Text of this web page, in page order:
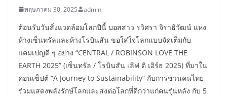
พฤษภาคม 30, 2025 admin
ต้อนรับวันสิ่งแวดล้อมโลกปีนี้ บอสสาว รวิศรา จิราธิวัฒน์ แห่ง
ห้างเซ็นทรัลและห้างโรบินสัน ขอใส่ใจโลกแบบจัดเต็มกับ
แคมเปญดี ๆ อย่าง “CENTRAL / ROBINSON LOVE THE
EARTH 2025” (เซ็นทรัล / โรบินสัน เลิฟ ดิ เอิร์ธ 2025) ที่มาใน
คอนเซ็ปต์ “A Journey to Sustainability” กับการชวนคนไทย
ร่วมแสดงพลังรักษ์โลกและส่งต่อโลกที่ดีกว่าแก่คนรุ่นหลัง กับ 5